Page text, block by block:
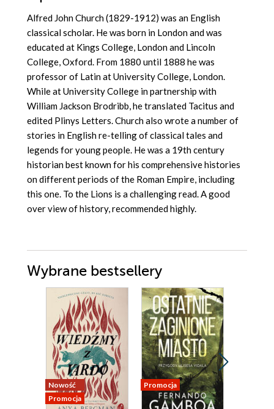
Alfred John Church (1829-1912) was an English
classical scholar. He was born in London and was
educated at Kings College, London and Lincoln
College, Oxford. From 1880 until 1888 he was
professor of Latin at University College, London.
While at University College in partnership with
William Jackson Brodribb, he translated Tacitus and
edited Plinys Letters. Church also wrote a number of
stories in English re-telling of classical tales and
legends for young people. He was a 19th century
historian best known for his comprehensive histories
on different periods of the Roman Empire, including
this one. To the Lions is a challenging read. A good
over view of history, recommended highly.
Wybrane bestsellery
Nowość
Promocja
Promocja